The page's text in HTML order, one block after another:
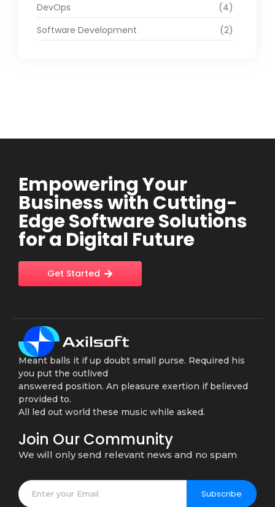
DevOps
(4)
Software Development
(2)
Empowering Your
Business with Cutting-
Edge Software Solutions
for a Digital Future
Get Started
Meant balls it if up doubt small purse. Required his
you put the outlived
answered position. An pleasure exertion if believed
provided to.
All led out world these music while asked.
Join Our Community
We will only send relevant news and no spam
Subscribe